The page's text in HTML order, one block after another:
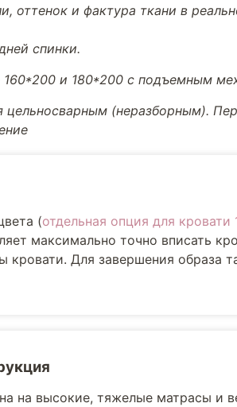
и фактура ткани в
спинки.
160*200 и 180*200 с подъемным
(неразборным).
(отдельная опция для кровати
максимально точно вписать
кровати. Для завершения образа
на высокие, тяжелые матрасы и